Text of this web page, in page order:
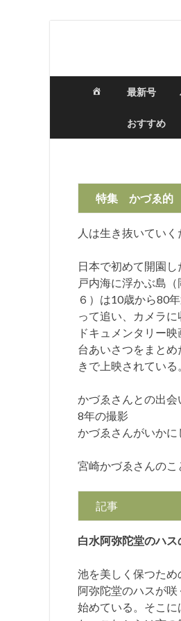
日々の
最新号
おすすめ
特集 かづゑ的
人は生き抜いてい
日本で初めて開園
戸内海に浮かぶ島
６）は10歳から80
って追い、カメラ
ドキュメンタリー
台あいさつをまと
きで上映されている
かづゑさんとの出会
8年の撮影
かづゑさんがいか
宮崎かづゑさんのこ
記事
白水阿弥陀堂のハス
池を美しく保つた
阿弥陀堂のハスが
始めている。そこ